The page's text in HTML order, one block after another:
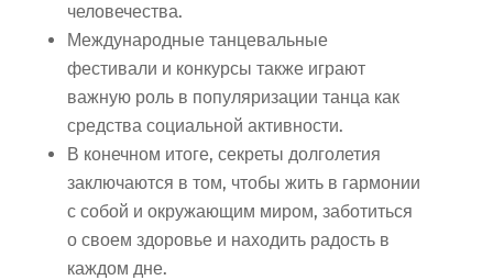
человечества.
Международные танцевальные
фестивали и конкурсы также играют
важную роль в популяризации танца как
средства социальной активности.
В конечном итоге, секреты долголетия
заключаются в том, чтобы жить в гармонии
с собой и окружающим миром, заботиться
о своем здоровье и находить радость в
каждом дне.